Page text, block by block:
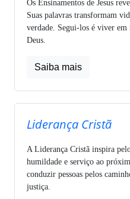
Os Ensinamentos de Jesus
Suas palavras transformam
verdade. Segui-los é viver em
Deus.
Saiba mais
Liderança Cristã
A Liderança Cristã inspira
humildade e serviço ao
conduzir pessoas pelos
justiça.